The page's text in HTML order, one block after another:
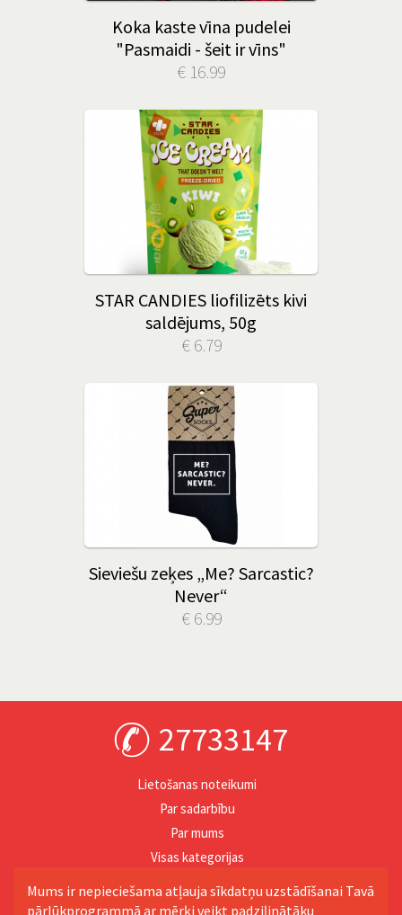
Koka kaste vīna pudelei
"Pasmaidi - šeit ir vīns"
€ 16.99
STAR CANDIES liofilizēts kivi
saldējums, 50g
€ 6.79
Sieviešu zeķes „Me? Sarcastic?
Never“
€ 6.99
27733147
Lietošanas noteikumi
Par sadarbību
Par mums
Visas kategorijas
Personība
Mums ir nepieciešama atļauja sīkdatņu uzstādīšanai Tavā
pārlūkprogrammā ar mērķi veikt padziļinātāku